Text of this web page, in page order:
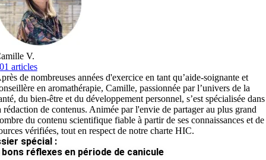
V.
articles
de nombreuses années d'exercice en tant qu’aide-soignante et
en aromathérapie, Camille, passionnée par l’univers de la
du bien-être et du développement personnel, s’est spécialisée dans
rédaction de contenus. Animée par l'envie de partager au plus grand
du contenu scientifique fiable à partir de ses connaissances et de
vérifiées, tout en respect de notre charte HIC.
spécial :
bons réflexes en période de canicule